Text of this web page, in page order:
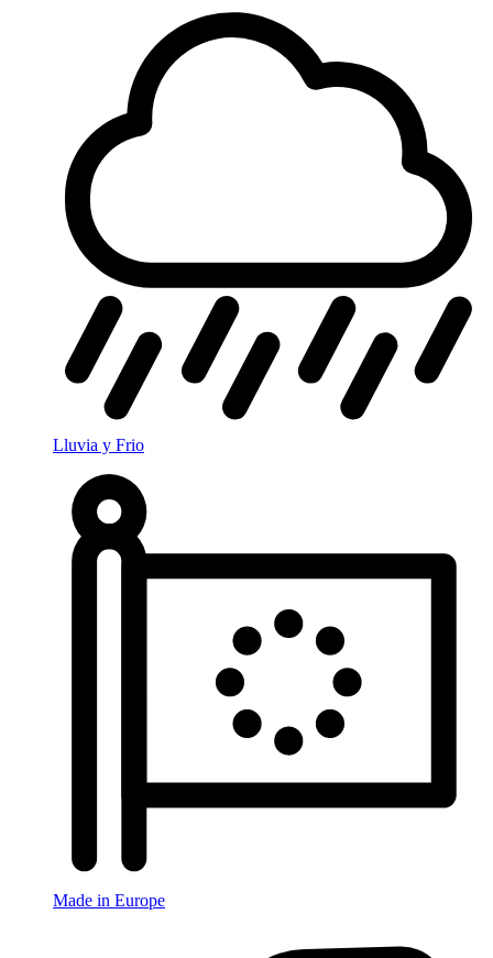
Lluvia y Frio
Made in Europe